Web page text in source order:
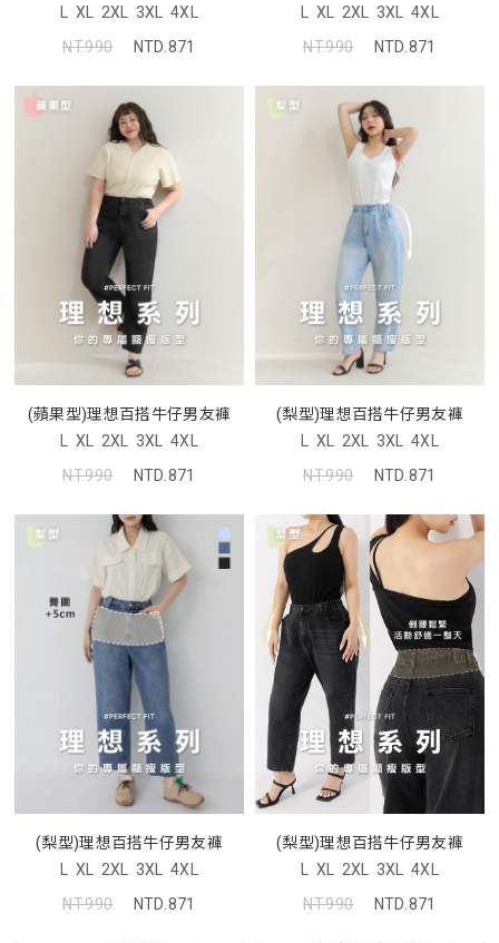
L XL 2XL 3XL 4XL
NT.990
NTD.871
L XL 2XL 3XL 4XL
NT.990
NTD.871
(蘋果型)理想百搭牛仔男友褲
L XL 2XL 3XL 4XL
NT.990
NTD.871
(梨型)理想百搭牛仔男友褲
L XL 2XL 3XL 4XL
NT.990
NTD.871
(梨型)理想百搭牛仔男友褲
L XL 2XL 3XL 4XL
NT.990
NTD.871
(梨型)理想百搭牛仔男友褲
L XL 2XL 3XL 4XL
NT.990
NTD.871